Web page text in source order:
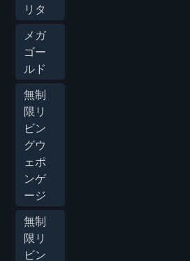
リタ
メガ
ゴー
ルド
無制
限リ
ビン
グウ
ェポ
ンゲ
ージ
無制
限リ
ビン